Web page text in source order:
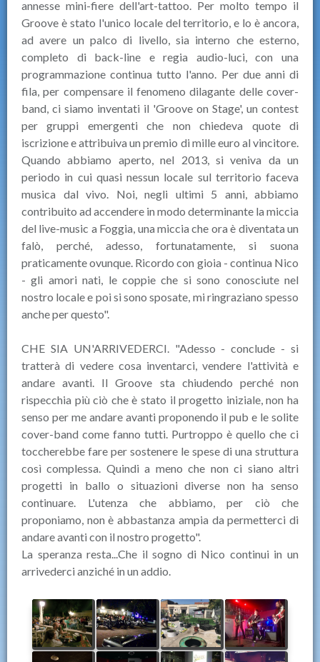
annesse mini-fiere dell'art-tattoo. Per molto tempo il
Groove è stato l'unico locale del territorio, e lo è ancora,
ad avere un palco di livello, sia interno che esterno,
completo di back-line e regia audio-luci, con una
programmazione continua tutto l'anno. Per due anni di
fila, per compensare il fenomeno dilagante delle cover-
band, ci siamo inventati il 'Groove on Stage', un contest
per gruppi emergenti che non chiedeva quote di
iscrizione e attribuiva un premio di mille euro al vincitore.
Quando abbiamo aperto, nel 2013, si veniva da un
periodo in cui quasi nessun locale sul territorio faceva
musica dal vivo. Noi, negli ultimi 5 anni, abbiamo
contribuito ad accendere in modo determinante la miccia
del live-music a Foggia, una miccia che ora è diventata un
falò, perché, adesso, fortunatamente, si suona
praticamente ovunque. Ricordo con gioia - continua Nico
- gli amori nati, le coppie che si sono conosciute nel
nostro locale e poi si sono sposate, mi ringraziano spesso
anche per questo".
CHE SIA UN'ARRIVEDERCI. "Adesso - conclude - si
tratterà di vedere cosa inventarci, vendere l'attività e
andare avanti. Il Groove sta chiudendo perché non
rispecchia più ciò che è stato il progetto iniziale, non ha
senso per me andare avanti proponendo il pub e le solite
cover-band come fanno tutti. Purtroppo è quello che ci
toccherebbe fare per sostenere le spese di una struttura
così complessa. Quindi a meno che non ci siano altri
progetti in ballo o situazioni diverse non ha senso
continuare. L'utenza che abbiamo, per ciò che
proponiamo, non è abbastanza ampia da permetterci di
andare avanti con il nostro progetto".
La speranza resta...Che il sogno di Nico continui in un
arrivederci anziché in un addio.